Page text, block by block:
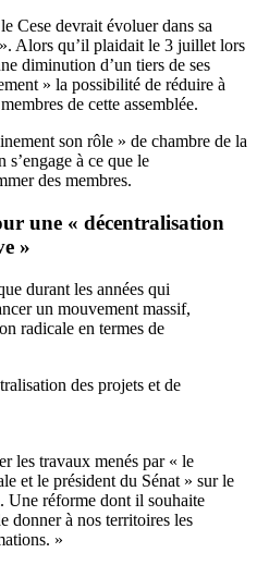
Cese devrait évoluer dans sa
Alors qu’il plaidait le 3 juillet lors
diminution d’un tiers de ses
» la possibilité de réduire à
de cette assemblée.
son rôle » de chambre de la
à ce que le
des membres.
une « décentralisation
»
durant les années qui
un mouvement massif,
radicale en termes de
des projets et de
les travaux menés par « le
et le président du Sénat » sur le
Une réforme dont il souhaite
donner à nos territoires les
»